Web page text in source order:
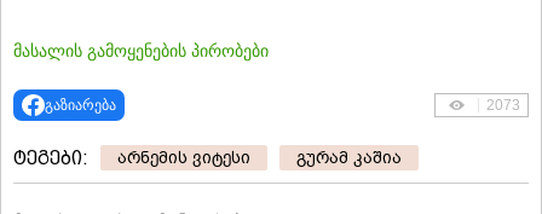
მასალის გამოყენების პირობები
გაზიარება 2073
ტეგები: არნემის ვიტესი გურამ კაშია